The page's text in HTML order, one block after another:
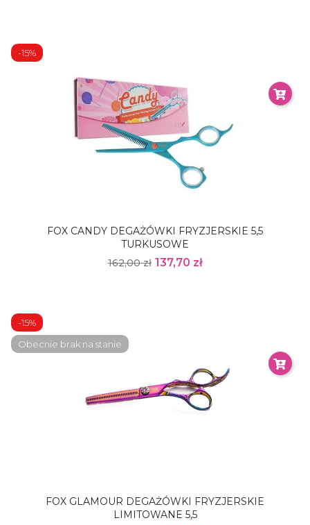
FOX CANDY DEGAŻÓWKI FRYZJERSKIE 5,5
TURKUSOWE
162,00 zł 137,70 zł
-15%
FOX GLAMOUR DEGAŻÓWKI FRYZJERSKIE
LIMITOWANE 5,5
-15%
Obecnie brak na stanie